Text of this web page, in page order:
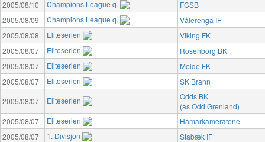
2005/08/10
Champions League q.
FCSB
2005/08/09
Champions League q.
Vålerenga IF
2005/08/08
Eliteserien
Viking FK
2005/08/07
Eliteserien
Rosenborg BK
2005/08/07
Eliteserien
Molde FK
2005/08/07
Eliteserien
SK Brann
2005/08/07
Eliteserien
Odds BK
(as Odd Grenland)
2005/08/07
Eliteserien
Hamarkameratene
2005/08/07
1. Divisjon
Stabæk IF